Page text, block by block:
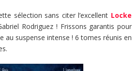
sélection sans citer l’excellent Locke
Rodriguez ! Frissons garantis pour
au suspense intense ! 6 tomes réunis en